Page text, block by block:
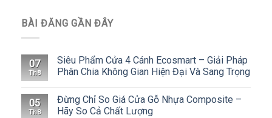
BÀI ĐĂNG GẦN ĐÂY
07
Th8
Siêu Phẩm Cửa 4 Cánh Ecosmart – Giải Pháp
Phân Chia Không Gian Hiện Đại Và Sang Trọng
05
Th8
Đừng Chỉ So Giá Cửa Gỗ Nhựa Composite –
Hãy So Cả Chất Lượng